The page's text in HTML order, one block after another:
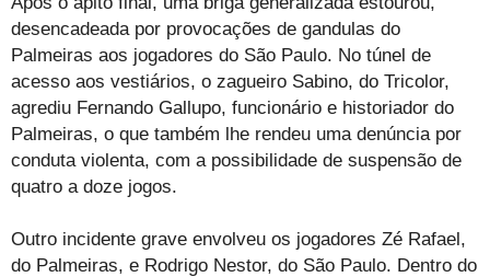
desencadeada por provocações de gandulas do
Palmeiras aos jogadores do São Paulo. No túnel de
acesso aos vestiários, o zagueiro Sabino, do Tricolor,
agrediu Fernando Gallupo, funcionário e historiador do
Palmeiras, o que também lhe rendeu uma denúncia por
conduta violenta, com a possibilidade de suspensão de
quatro a doze jogos.
Outro incidente grave envolveu os jogadores Zé Rafael,
do Palmeiras, e Rodrigo Nestor, do São Paulo. Dentro do